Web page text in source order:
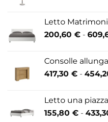
Letto
200,60 € -
Consolle
417,30 € -
Letto una
155,80 € -